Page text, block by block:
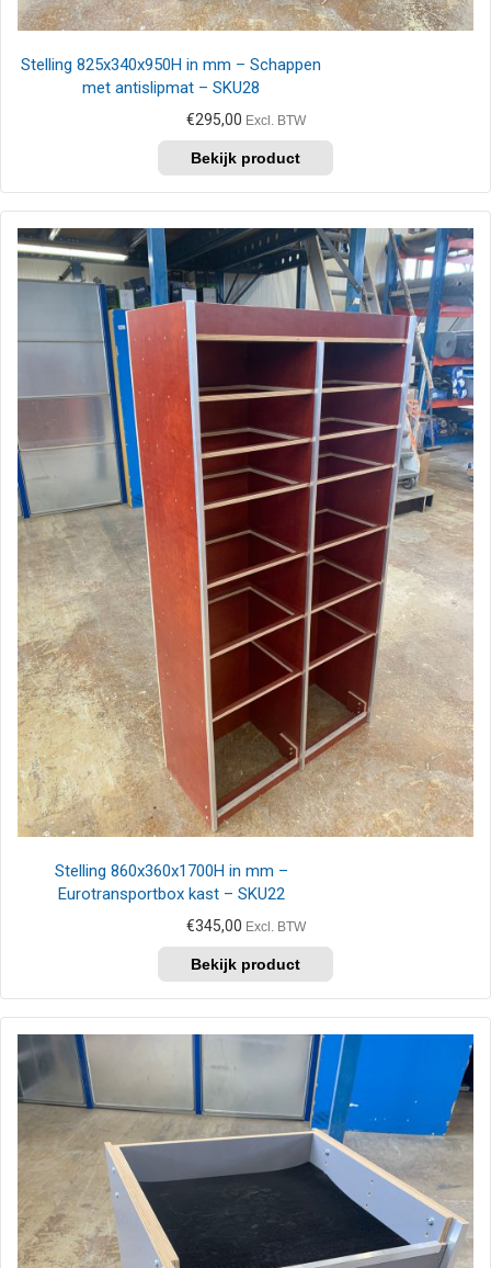
Stelling 825x340x950H in mm – Schappen
met antislipmat – SKU28
€295,00 Excl. BTW
Stelling 860x360x1700H in mm –
Eurotransportbox kast – SKU22
€345,00 Excl. BTW